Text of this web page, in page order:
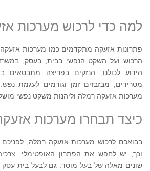
למה כדי לרכוש מערכות
פתרונות אזעקה מתקדמים כמו מערכות
הרכוש ועל השקט הנפשי בבית, בעסק,
הידוע לכולנו, הנזקים בפריצה מתבטאים
מטרידים, מבזבזים זמן וגורמים לעגמת
מערכות אזעקה רמלה וליהנות משקט נפשי
כיצד תבחרו מערכות
בבואכם לרכוש מערכות אזעקה רמלה, לפניכם
וכך, יש לחפש את הפתרון האופטימלי.
שונים מאלה של בעל מוסד. גם לבעל בית עסק